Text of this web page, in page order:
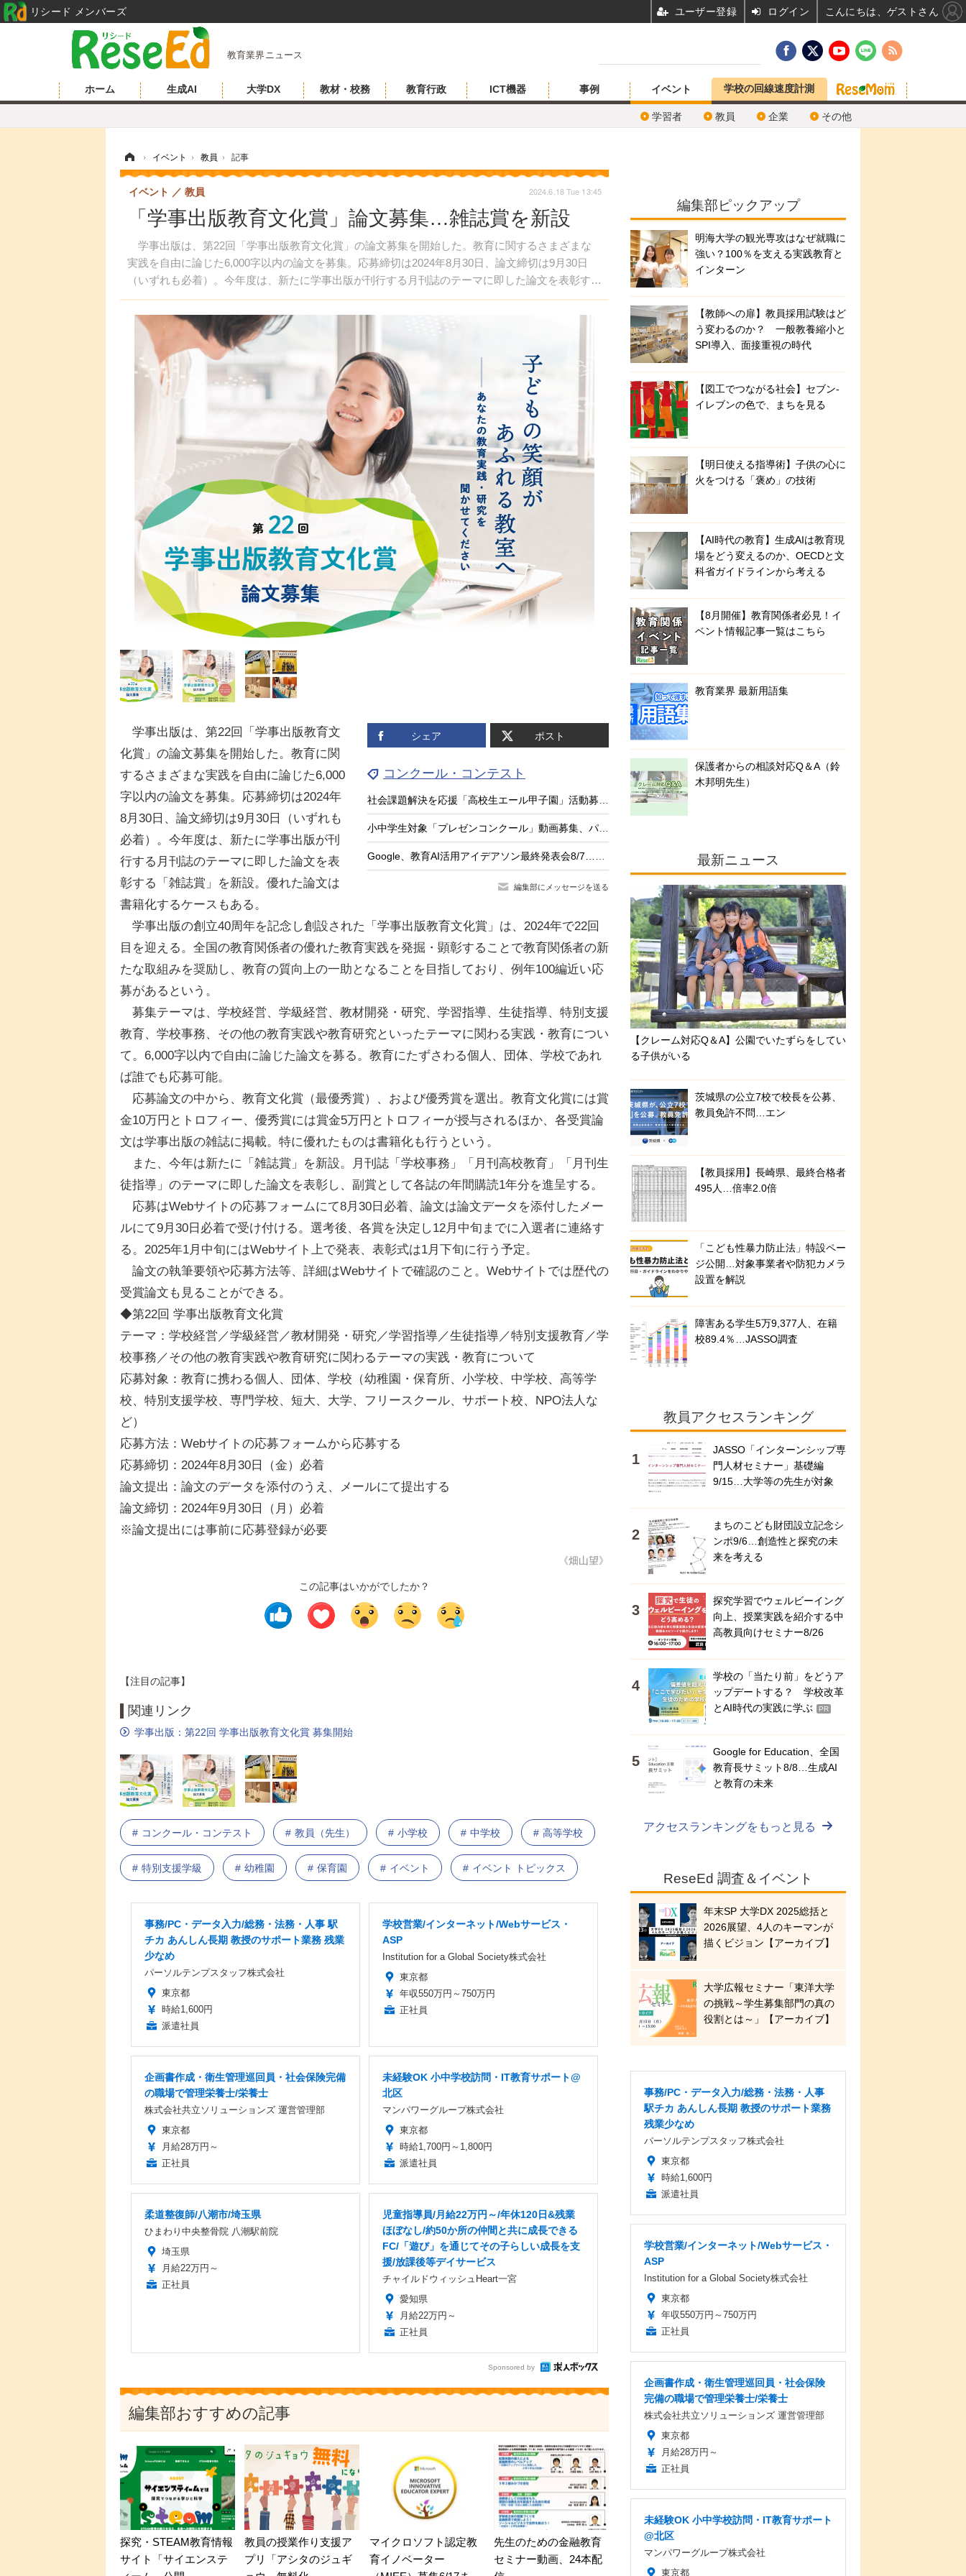
教育業界ニュース
ホーム 生成AI 大学DX 教材・校務 教育行政 ICT機器 事例 イベント
学習者 教員 企業 その他
学校の回線速度計測
› イベント › 教員 › 記事
「学事出版教育文化賞」論文募集…雑誌賞を新設
学事出版は、第22回「学事出版教育文化賞」の論文募集を開始した。教育に関するさまざまな
実践を自由に論じた6,000字以内の論文を募集。応募締切は2024年8月30日、論文締切は9月30日
（いずれも必着）。今年度は、新たに学事出版が刊行する月刊誌のテーマに即した論文を表彰する
「雑誌賞」を新設。優れた論文は書籍化するケースもある。
イベント 教員 2024.6.18 Tue 13:45
シェア ポスト
コンクール・コンテスト
編集部にメッセージを送る
学事出版は、第22回「学事出版教育文
化賞」の論文募集を開始した。教育に関
するさまざまな実践を自由に論じた6,000
字以内の論文を募集。応募締切は2024年
8月30日、論文締切は9月30日（いずれも
必着）。今年度は、新たに学事出版が刊
行する月刊誌のテーマに即した論文を表
彰する「雑誌賞」を新設。優れた論文は
書籍化するケースもある。
学事出版の創立40周年を記念し創設された「学事出版教育文化賞」は、2024年で22回
目を迎える。全国の教育関係者の優れた教育実践を発掘・顕彰することで教育関係者の新
たな取組みを奨励し、教育の質向上の一助となることを目指しており、例年100編近い応
募があるという。
募集テーマは、学校経営、学級経営、教材開発・研究、学習指導、生徒指導、特別支援
教育、学校事務、その他の教育実践や教育研究といったテーマに関わる実践・教育につい
て。6,000字以内で自由に論じた論文を募る。教育にたずさわる個人、団体、学校であれ
ば誰でも応募可能。
応募論文の中から、教育文化賞（最優秀賞）、および優秀賞を選出。教育文化賞には賞
金10万円とトロフィー、優秀賞には賞金5万円とトロフィーが授与されるほか、各受賞論
文は学事出版の雑誌に掲載。特に優れたものは書籍化も行うという。
また、今年は新たに「雑誌賞」を新設。月刊誌「学校事務」「月刊高校教育」「月刊生
徒指導」のテーマに即した論文を表彰し、副賞として各誌の年間購読1年分を進呈する。
応募はWebサイトの応募フォームにて8月30日必着、論文は論文データを添付したメー
ルにて9月30日必着で受け付ける。選考後、各賞を決定し12月中旬までに入選者に連絡す
る。2025年1月中旬にはWebサイト上で発表、表彰式は1月下旬に行う予定。
論文の執筆要領や応募方法等、詳細はWebサイトで確認のこと。Webサイトでは歴代の
受賞論文も見ることができる。
◆第22回 学事出版教育文化賞
テーマ：学校経営／学級経営／教材開発・研究／学習指導／生徒指導／特別支援教育／学
校事務／その他の教育実践や教育研究に関わるテーマの実践・教育について
応募対象：教育に携わる個人、団体、学校（幼稚園・保育所、小学校、中学校、高等学
校、特別支援学校、専門学校、短大、大学、フリースクール、サポート校、NPO法人な
ど）
応募方法：Webサイトの応募フォームから応募する
応募締切：2024年8月30日（金）必着
論文提出：論文のデータを添付のうえ、メールにて提出する
論文締切：2024年9月30日（月）必着
※論文提出には事前に応募登録が必要
《畑山望》
この記事はいかがでしたか？
【注目の記事】
関連リンク
学事出版：第22回 学事出版教育文化賞 募集開始
コンクール・コンテスト 教員（先生） 小学校 中学校 高等学校
特別支援学級 幼稚園 保育園 イベント イベント トピックス
事務/PC・データ入力/総務・法務・人事 駅
チカ あんしん長期 教授のサポート業務 残業
少なめ
パーソルテンプスタッフ株式会社
東京都
時給1,600円
派遣社員
学校営業/インターネット/Webサービス・
ASP
Institution for a Global Society株式会社
東京都
年収550万円～750万円
正社員
企画書作成・衛生管理巡回員・社会保険完備
の職場で管理栄養士/栄養士
株式会社共立ソリューションズ 運営管理部
東京都
月給28万円～
正社員
未経験OK 小中学校訪問・IT教育サポート@
北区
マンパワーグループ株式会社
東京都
時給1,700円～1,800円
派遣社員
柔道整復師/八潮市/埼玉県
ひまわり中央整骨院 八潮駅前院
埼玉県
月給22万円～
正社員
児童指導員/月給22万円～/年休120日&残業
ほぼなし/約50か所の仲間と共に成長できる
FC/「遊び」を通じてその子らしい成長を支
援/放課後等デイサービス
チャイルドウィッシュHeart一宮
愛知県
月給22万円～
正社員
Sponsored by
編集部おすすめの記事
探究・STEAM教育情報
サイト「サイエンステ
教員の授業作り支援ア
プリ「アシタのジュギ
マイクロソフト認定教
育イノベーター
先生のための金融教育
セミナー動画、24本配
編集部ピックアップ
明海大学の観光専攻はなぜ就職に
強い？100％を支える実践教育と
インターン
【教師への扉】教員採用試験はど
う変わるのか？ 一般教養縮小と
SPI導入、面接重視の時代
【図工でつながる社会】セブン‐
イレブンの色で、まちを見る
【明日使える指導術】子供の心に
火をつける「褒め」の技術
【AI時代の教育】生成AIは教育現
場をどう変えるのか、OECDと文
科省ガイドラインから考える
【8月開催】教育関係者必見！イ
ベント情報記事一覧はこちら
教育業界 最新用語集
保護者からの相談対応Q＆A（鈴
木邦明先生）
最新ニュース
【クレーム対応Q＆A】公園でいたずらをしてい
る子供がいる
茨城県の公立7校で校長を公募、
教員免許不問…エン
【教員採用】長崎県、最終合格者
495人…倍率2.0倍
「こども性暴力防止法」特設ペー
ジ公開…対象事業者や防犯カメラ
設置を解説
障害ある学生5万9,377人、在籍
校89.4％…JASSO調査
教員アクセスランキング
JASSO「インターンシップ専
門人材セミナー」基礎編
9/15…大学等の先生が対象
まちのこども財団設立記念シ
ンポ9/6…創造性と探究の未
来を考える
探究学習でウェルビーイング
向上、授業実践を紹介する中
高教員向けセミナー8/26
学校の「当たり前」をどうア
ップデートする？ 学校改革
とAI時代の実践に学ぶ
PR
Google for Education、全国
教育長サミット8/8…生成AI
と教育の未来
アクセスランキングをもっと見る
ReseEd 調査＆イベント
年末SP 大学DX 2025総括と
2026展望、4人のキーマンが
描くビジョン【アーカイブ】
大学広報セミナー「東洋大学
の挑戦～学生募集部門の真の
役割とは～」【アーカイブ】
事務/PC・データ入力/総務・法務・人事
駅チカ あんしん長期 教授のサポート業務
残業少なめ
パーソルテンプスタッフ株式会社
東京都
時給1,600円
派遣社員
学校営業/インターネット/Webサービス・
ASP
Institution for a Global Society株式会社
東京都
年収550万円～750万円
正社員
企画書作成・衛生管理巡回員・社会保険
完備の職場で管理栄養士/栄養士
株式会社共立ソリューションズ 運営管理部
東京都
月給28万円～
正社員
未経験OK 小中学校訪問・IT教育サポート
@北区
マンパワーグループ株式会社
東京都
リシード メンバーズ ユーザー登録 ログイン こんにちは、ゲストさん